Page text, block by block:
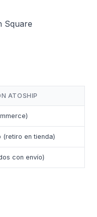
Square
ATOSHIP
(retiro en tienda)
con envío)